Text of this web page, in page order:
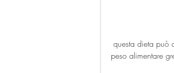
peso alimentare